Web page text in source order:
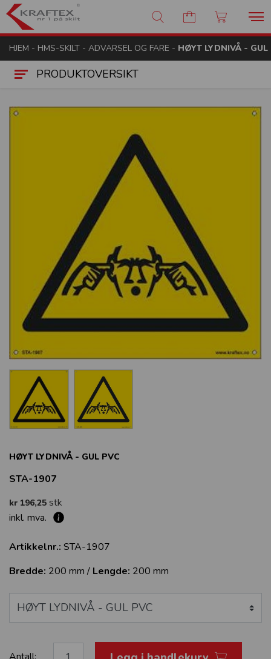
Kraftex - nr 1 på skilt
HJEM - HMS-SKILT - ADVARSEL OG FARE - HØYT LYDNIVÅ - GUL
PRODUKTOVERSIKT
HØYT LYDNIVÅ - GUL PVC
STA-1907
kr 196,25 stk
inkl. mva.
Artikkelnr.: STA-1907
Bredde: 200 mm / Lengde: 200 mm